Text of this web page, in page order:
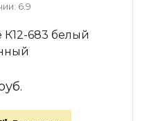
6.9
683 белый